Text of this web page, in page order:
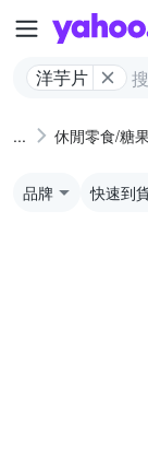
洋芋片
休閒零食/糖
品牌 快速到